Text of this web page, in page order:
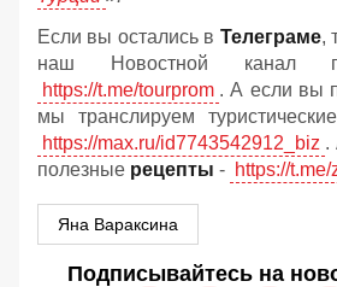
Если вы остались в Телеграме,
наш Новостной канал
https://t.me/tourprom . А если вы
мы транслируем
https://max.ru/id7743542912_biz .
полезные рецепты - https://
Яна Вараксина
Подписывайтесь на